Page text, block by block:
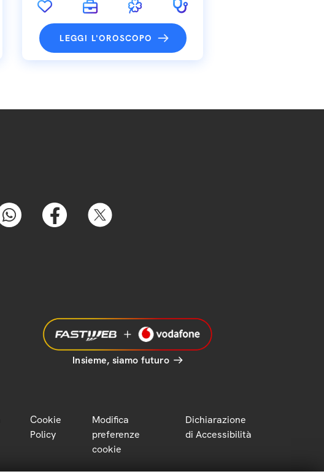
LEGGI L'OROSCOPO
Insieme, siamo futuro
Cookie
Policy
Modifica
preferenze
cookie
Dichiarazione
di Accessibilità